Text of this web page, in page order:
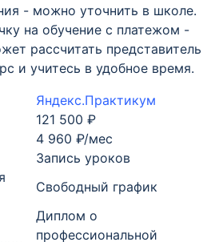
- можно уточнить в школе.
на обучение с платежом -
рассчитать представитель
и учитесь в удобное время.
Яндекс.Практикум
121 500 ₽
4 960 ₽/мес
Запись уроков
Свободный график
Диплом о
профессиональной